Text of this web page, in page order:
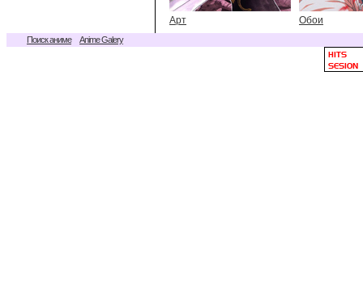
Арт Обои
Поиск аниме Anime Galery